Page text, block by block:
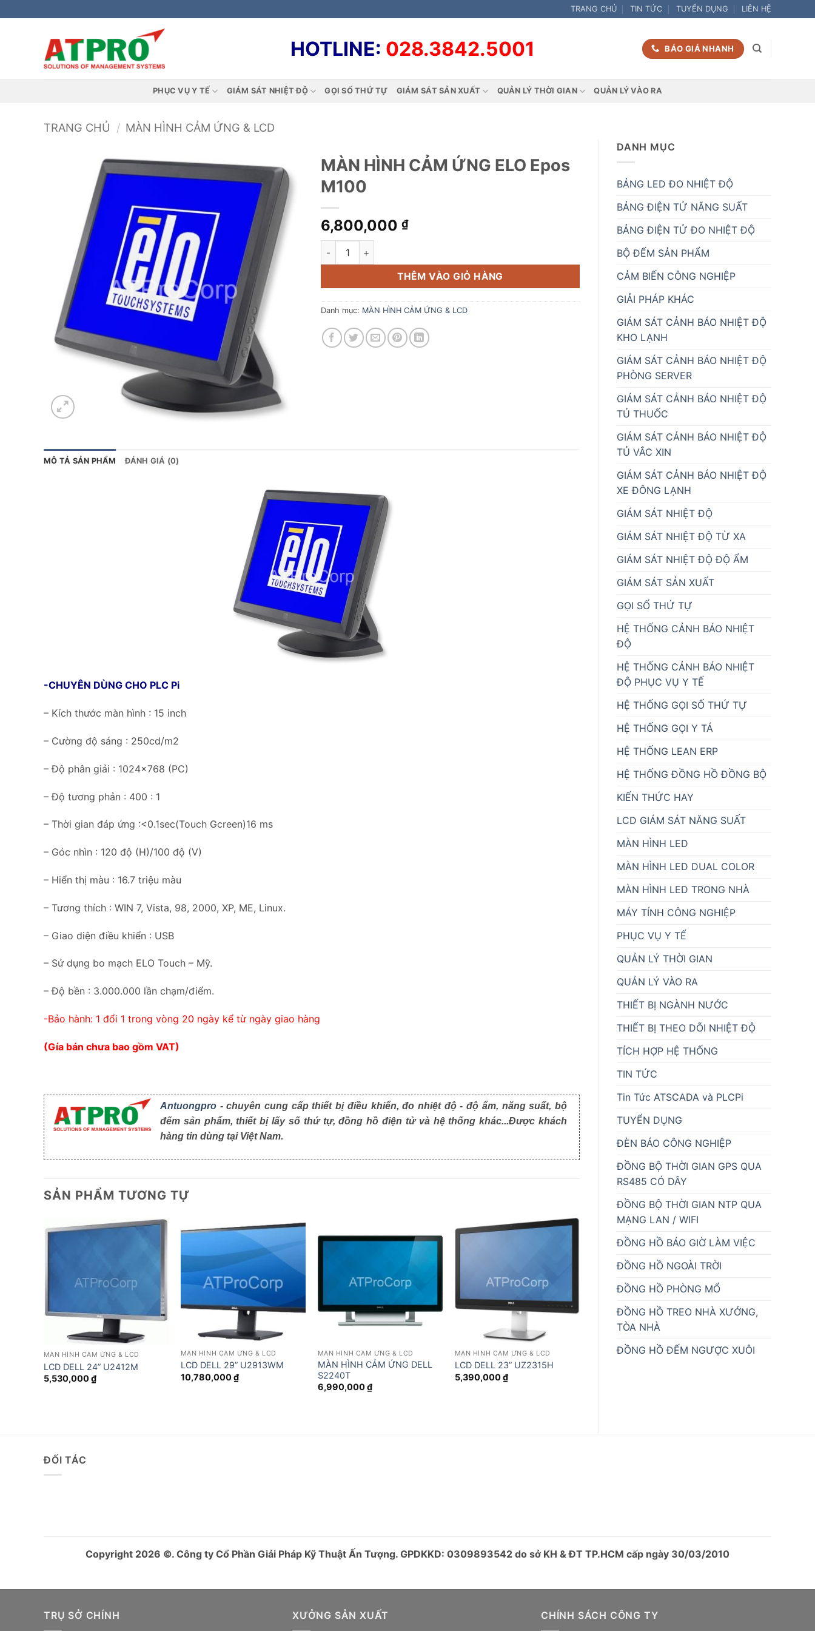
qua
TRANG CHỦ TIN TỨC TUYỂN DỤNG LIÊN HỆ
HOTLINE: 028.3842.5001 BÁO GIÁ NHANH
PHỤC VỤ Y TẾ GIÁM SÁT NHIỆT ĐỘ GỌI SỐ THỨ TỰ GIÁM SÁT SẢN XUẤT QUẢN LÝ THỜI GIAN QUẢN LÝ VÀO RA
TRANG CHỦ / MÀN HÌNH CẢM ỨNG & LCD
DANH MỤC
BẢNG LED ĐO NHIỆT ĐỘ
BẢNG ĐIỆN TỬ NĂNG SUẤT
BẢNG ĐIỆN TỬ ĐO NHIỆT ĐỘ
BỘ ĐẾM SẢN PHẨM
CẢM BIẾN CÔNG NGHIỆP
GIẢI PHÁP KHÁC
GIÁM SÁT CẢNH BÁO NHIỆT ĐỘ
KHO LẠNH
GIÁM SÁT CẢNH BÁO NHIỆT ĐỘ
PHÒNG SERVER
GIÁM SÁT CẢNH BÁO NHIỆT ĐỘ
TỦ THUỐC
GIÁM SÁT CẢNH BÁO NHIỆT ĐỘ
TỦ VẮC XIN
GIÁM SÁT CẢNH BÁO NHIỆT ĐỘ
XE ĐÔNG LẠNH
GIÁM SÁT NHIỆT ĐỘ
GIÁM SÁT NHIỆT ĐỘ TỪ XA
GIÁM SÁT NHIỆT ĐỘ ĐỘ ẨM
GIÁM SÁT SẢN XUẤT
GỌI SỐ THỨ TỰ
HỆ THỐNG CẢNH BÁO NHIỆT
ĐỘ
HỆ THỐNG CẢNH BÁO NHIỆT
ĐỘ PHỤC VỤ Y TẾ
HỆ THỐNG GỌI SỐ THỨ TỰ
HỆ THỐNG GỌI Y TÁ
HỆ THỐNG LEAN ERP
HỆ THỐNG ĐỒNG HỒ ĐỒNG BỘ
KIẾN THỨC HAY
LCD GIÁM SÁT NĂNG SUẤT
MÀN HÌNH LED
MÀN HÌNH LED DUAL COLOR
MÀN HÌNH LED TRONG NHÀ
MÁY TÍNH CÔNG NGHIỆP
PHỤC VỤ Y TẾ
QUẢN LÝ THỜI GIAN
QUẢN LÝ VÀO RA
THIẾT BỊ NGÀNH NƯỚC
THIẾT BỊ THEO DÕI NHIỆT ĐỘ
TÍCH HỢP HỆ THỐNG
TIN TỨC
Tin Tức ATSCADA và PLCPi
TUYỂN DỤNG
ĐÈN BÁO CÔNG NGHIỆP
ĐỒNG BỘ THỜI GIAN GPS QUA
RS485 CÓ DÂY
ĐỒNG BỘ THỜI GIAN NTP QUA
MẠNG LAN / WIFI
ĐỒNG HỒ BÁO GIỜ LÀM VIỆC
ĐỒNG HỒ NGOÀI TRỜI
ĐỒNG HỒ PHÒNG MỔ
ĐỒNG HỒ TREO NHÀ XƯỞNG,
TÒA NHÀ
ĐỒNG HỒ ĐẾM NGƯỢC XUÔI
MÀN HÌNH CẢM ỨNG ELO Epos
M100
6,800,000 ₫
MÀN HÌNH CẢM ỨNG ELO Epos M100 số lượng
THÊM VÀO GIỎ HÀNG
Danh mục: MÀN HÌNH CẢM ỨNG & LCD
MÔ TẢ SẢN PHẨM ĐÁNH GIÁ (0)
-CHUYÊN DÙNG CHO PLC Pi
– Kích thước màn hình : 15 inch
– Cường độ sáng : 250cd/m2
– Độ phân giải : 1024×768 (PC)
– Độ tương phản : 400 : 1
– Thời gian đáp ứng :<0.1sec(Touch Gcreen)16 ms
– Góc nhìn : 120 độ (H)/100 độ (V)
– Hiển thị màu : 16.7 triệu màu
– Tương thích : WIN 7, Vista, 98, 2000, XP, ME, Linux.
– Giao diện điều khiển : USB
– Sử dụng bo mạch ELO Touch – Mỹ.
– Độ bền : 3.000.000 lần chạm/điểm.
-Bảo hành: 1 đổi 1 trong vòng 20 ngày kể từ ngày giao hàng
(Gía bán chưa bao gồm VAT)
Antuongpro- chuyên cung cấp thiết bị điều khiển, đo nhiệt độ - độ ẩm, năng suất, bộ
đếm sản phẩm, thiết bị lấy số thứ tự, đồng hồ điện tử và hệ thống khác...Được khách
hàng tin dùng tại Việt Nam.
SẢN PHẨM TƯƠNG TỰ
MÀN HÌNH CẢM ỨNG & LCD
LCD DELL 24” U2412M
5,530,000₫
MÀN HÌNH CẢM ỨNG & LCD
LCD DELL 29” U2913WM
10,780,000₫
MÀN HÌNH CẢM ỨNG & LCD
MÀN HÌNH CẢM ỨNG DELL
S2240T
6,990,000₫
MÀN HÌNH CẢM ỨNG & LCD
LCD DELL 23” UZ2315H
5,390,000₫
MÀN HÌNH CẢM ỨNG & LCD
ĐỐI TÁC
Copyright 2026 ©. Công ty Cổ Phần Giải Pháp Kỹ Thuật Ấn Tượng. GPDKKD: 0309893542 do sở KH & ĐT TP.HCM cấp ngày 30/03/2010
TRỤ SỞ CHÍNH XƯỞNG SẢN XUẤT CHÍNH SÁCH CÔNG TY